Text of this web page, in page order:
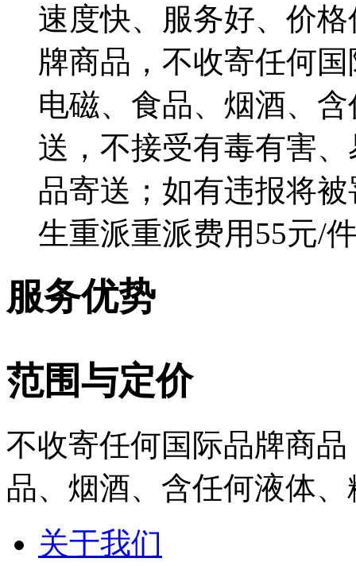
速度快、服务好、价
牌商品，不收寄任何
电磁、食品、烟酒、
送，不接受有毒有害
品寄送；如有违报将
生重派重派费用55元/
服务优势
范围与定价
不收寄任何国际品牌商
品、烟酒、含任何液体、
关于我们